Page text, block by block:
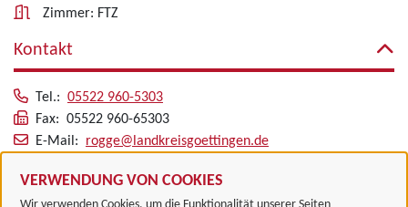
VERWENDUNG VON COOKIES
Zimmer: FTZ
Kontakt
Tel.: 05522 960-5303
Fax: 05522 960-65303
E-Mail: rogge@landkreisgoettingen.de
Alle zugeordneten Einrichtungen